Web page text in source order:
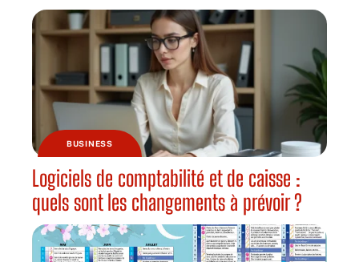
BUSINESS
Logiciels de comptabilité et de caisse :
quels sont les changements à prévoir ?